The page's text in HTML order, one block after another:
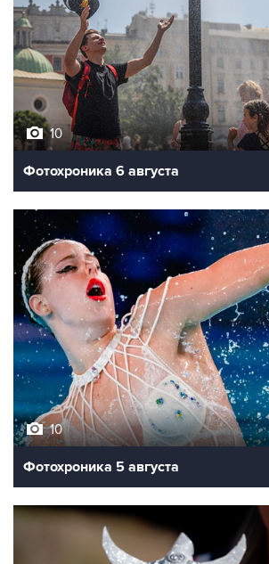
10
Фотохроника 6 августа
10
Фотохроника 5 августа